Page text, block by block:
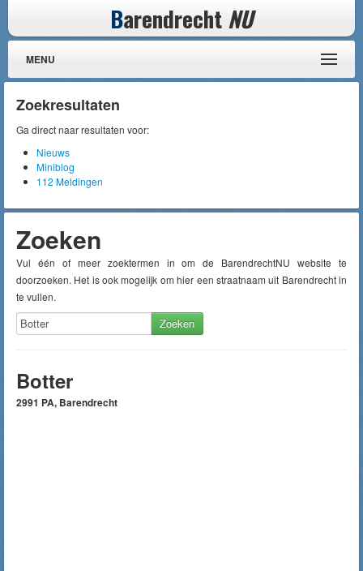
Barendrecht NU
MENU
Zoekresultaten
Ga direct naar resultaten voor:
Nieuws
Miniblog
112 Meldingen
Zoeken
Vul één of meer zoektermen in om de BarendrechtNU website te
doorzoeken. Het is ook mogelijk om hier een straatnaam uit Barendrecht in
te vullen.
Zoeken
Botter
2991 PA, Barendrecht